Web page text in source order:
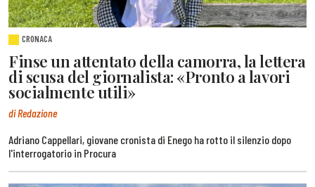
CRONACA
Finse un attentato della camorra, la lettera
di scusa del giornalista: «Pronto a lavori
socialmente utili»
di Redazione
Adriano Cappellari, giovane cronista di Enego ha rotto il silenzio dopo
l'interrogatorio in Procura